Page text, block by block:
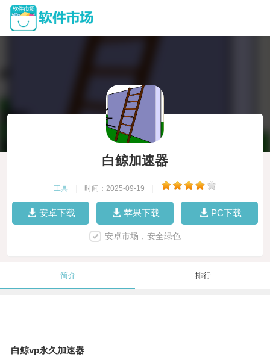
白鲸加速器
工具 时间：2025-09-19
安卓下载 苹果下载 PC下载
安卓市场，安全绿色
简介 排行
白鲸vp永久加速器